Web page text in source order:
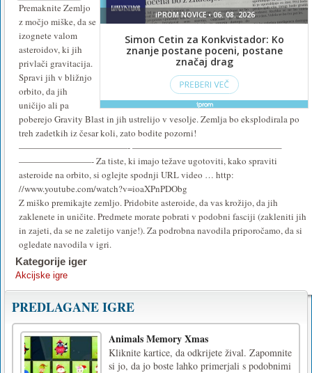
Premaknite Zemljo
z močjo miške, da se
izognete valom
asteroidov, ki jih
privlači gravitacija.
Spravi jih v bližnjo
orbito, da jih
uničijo ali pa
poberejo Gravity Blast in jih ustrelijo v vesolje. Zemlja bo eksplodirala po
treh zadetkih iz česar koli, zato bodite pozorni!
————————————- ————————————————–
————————- Za tiste, ki imajo težave ugotoviti, kako spraviti
asteroide na orbito, si oglejte spodnji URL video … http:
//www.youtube.com/watch?v=ioaXPnPDObg
Z miško premikajte zemljo. Pridobite asteroide, da vas krožijo, da jih
zaklenete in uničite. Predmete morate pobrati v podobni fasciji (zakleniti jih
in zajeti, da se ne zaletijo vanje!). Za podrobna navodila priporočamo, da si
ogledate navodila v igri.
Kategorije iger
Akcijske igre
PREDLAGANE IGRE
Animals Memory Xmas
Kliknite kartice, da odkrijete žival. Zapomnite
si jo, da jo boste lahko primerjali s podobnimi